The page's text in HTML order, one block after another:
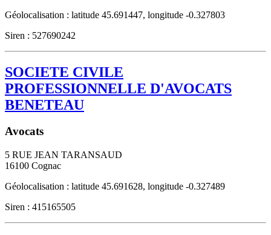
Géolocalisation : latitude 45.691447, longitude -0.327803
Siren : 527690242
SOCIETE CIVILE
PROFESSIONNELLE D'AVOCATS
BENETEAU
Avocats
5 RUE JEAN TARANSAUD
16100 Cognac
Géolocalisation : latitude 45.691628, longitude -0.327489
Siren : 415165505